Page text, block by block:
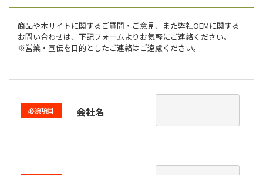
商品や本サイトに関するご質問・ご意見、また弊社OEMに関する
お問い合わせは、下記フォームよりお気軽にご連絡ください。
※営業・宣伝を目的としたご連絡はご遠慮ください。
必須項目 会社名